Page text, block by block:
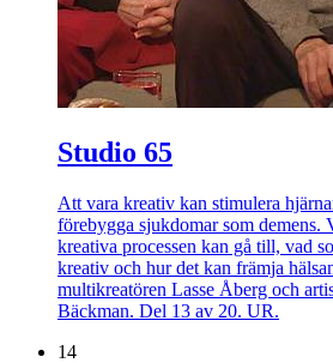
Studio 65
Att vara kreativ kan stimulera
förebygga sjukdomar som demens.
kreativa processen kan gå till, vad
kreativ och hur det kan främja
multikreatören Lasse Åberg och
Bäckman. Del 13 av 20. UR.
14